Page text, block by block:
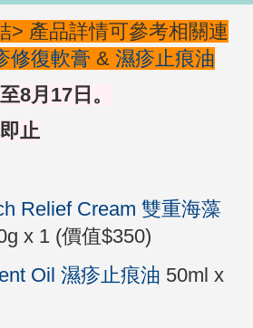
> 產品詳情可參考相關連
修復軟膏 & 濕疹止痕油
8月17日。
止
Relief Cream 雙重海藻
x 1 (價值$350)
Oil 濕疹止痕油 50ml x